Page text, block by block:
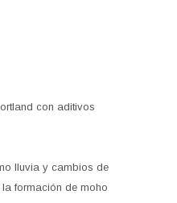
con aditivos
lluvia y cambios de
formación de moho